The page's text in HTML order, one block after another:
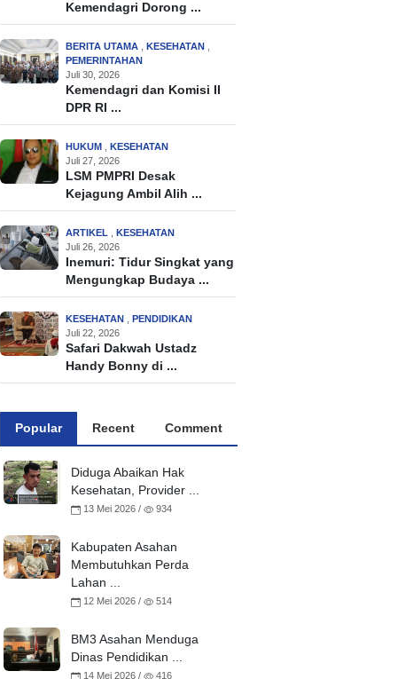
Kemendagri Dorong ...
BERITA UTAMA , KESEHATAN ,
PEMERINTAHAN
Juli 30, 2026
Kemendagri dan Komisi II
DPR RI ...
HUKUM , KESEHATAN
Juli 27, 2026
LSM PMPRI Desak
Kejagung Ambil Alih ...
ARTIKEL , KESEHATAN
Juli 26, 2026
Inemuri: Tidur Singkat yang
Mengungkap Budaya ...
KESEHATAN , PENDIDIKAN
Juli 22, 2026
Safari Dakwah Ustadz
Handy Bonny di ...
Popular Recent Comment
Diduga Abaikan Hak
Kesehatan, Provider ...
13 Mei 2026 / 934
Kabupaten Asahan
Membutuhkan Perda
Lahan ...
12 Mei 2026 / 514
BM3 Asahan Menduga
Dinas Pendidikan ...
14 Mei 2026 / 416